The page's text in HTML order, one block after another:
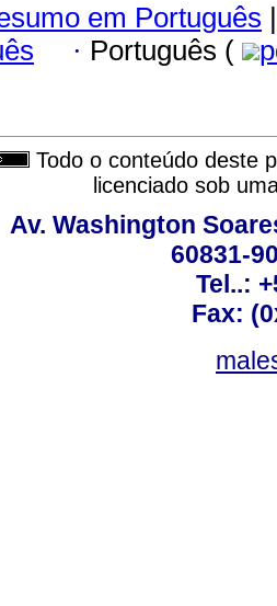
em Português |
· Português (
Todo o conteúdo deste
licenciado sob
Av. Washington
60831-
Tel..:
Fax: